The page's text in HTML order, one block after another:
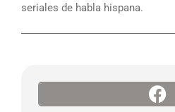
seriales de habla hispana.